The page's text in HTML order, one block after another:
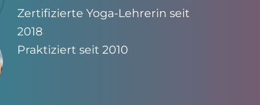
Zertifizierte Yoga-Lehrerin seit
2018
Praktiziert seit 2010